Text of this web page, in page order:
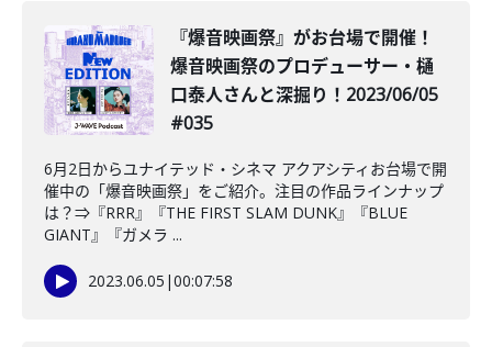
『爆音映画祭』がお台場で開催！
爆音映画祭のプロデューサー・樋
口泰人さんと深掘り！2023/06/05
#035
6月2日からユナイテッド・シネマ アクアシティお台場で開
催中の「爆音映画祭」をご紹介。注目の作品ラインナップ
は？⇒『RRR』『THE FIRST SLAM DUNK』『BLUE
GIANT』『ガメラ ...
2023.06.05 |00:07:58